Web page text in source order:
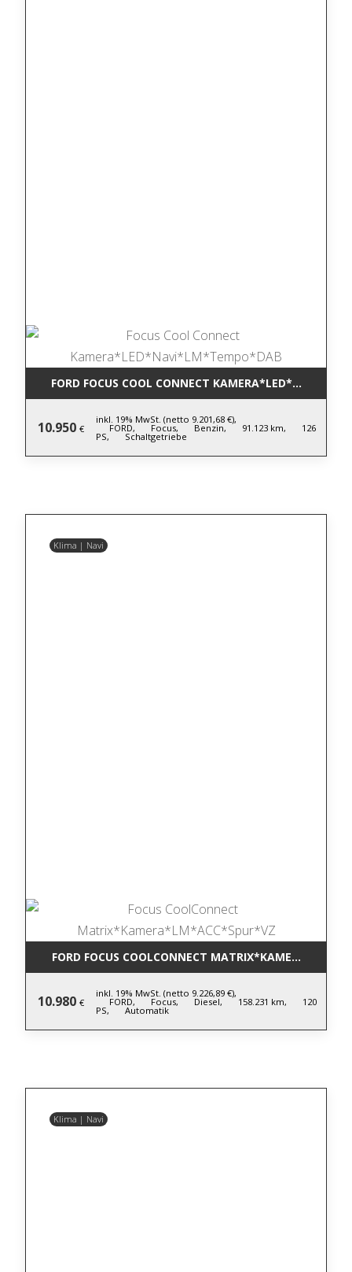
FORD FOCUS COOL CONNECT
10.950 €
inkl. 19% MwSt. (netto 9.201,68 €),
FORD, Focus, Benzin, 91.123 km, 126
PS, Schaltgetriebe
Klima | Navi
FORD FOCUS COOLCONNECT
10.980 €
inkl. 19% MwSt. (netto 9.226,89 €),
FORD, Focus, Diesel, 158.231 km, 120
PS, Automatik
Klima | Navi